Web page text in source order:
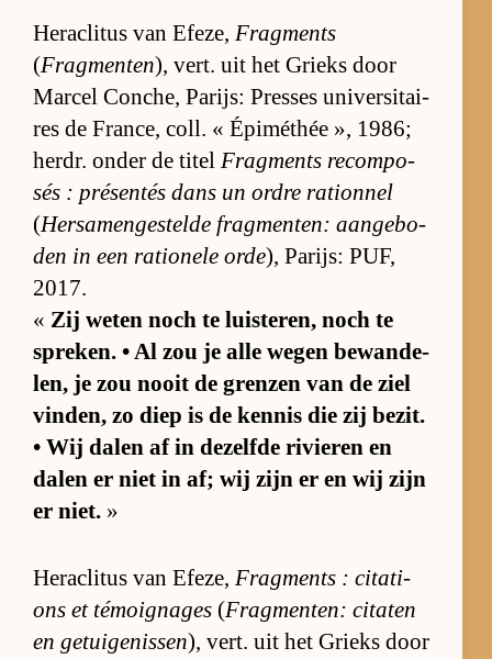
He­ra­cli­tus van Efe­ze, Fragments
(Fragmenten), vert. uit het Grieks door
Mar­cel Con­che, Pa­rijs: Pres­ses uni­ver­si­tai­
res de Fran­ce, coll. « Épi­mé­thée », 1986;
her­dr. on­der de ti­tel Frag­ments re­com­po­
sés : pré­sen­tés dans un or­dre ra­ti­on­nel
(Her­sa­men­ge­stelde frag­men­ten: aan­ge­bo­
den in een ra­ti­o­nele orde), Pa­rijs: PUF,
2017.
« Zij we­ten noch te luis­te­ren, noch te
spre­ken. • Al zou je alle we­gen be­wan­de­
len, je zou nooit de gren­zen van de ziel
vin­den, zo diep is de ken­nis die zij be­zit.
• Wij da­len af in de­zelfde ri­vie­ren en
da­len er niet in af; wij zijn er en wij zijn
er niet. »
He­ra­cli­tus van Efe­ze, Frag­ments : ci­ta­ti­
ons et té­moig­na­ges (Frag­men­ten: ci­ta­ten
en ge­tui­ge­nis­sen), vert. uit het Grieks door